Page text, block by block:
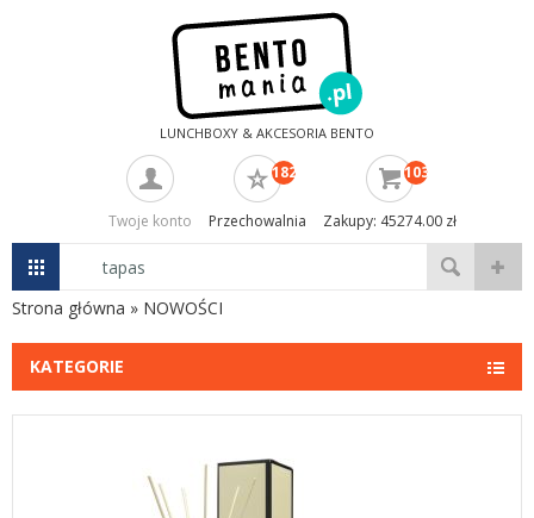
LUNCHBOXY & AKCESORIA BENTO
Twoje konto
182
Przechowalnia
103
Zakupy: 45274.00 zł
Strona główna » NOWOŚCI
KATEGORIE